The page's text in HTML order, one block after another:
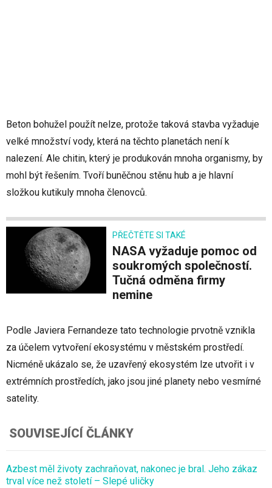
Beton bohužel použít nelze, protože taková stavba vyžaduje
velké množství vody, která na těchto planetách není k
nalezení. Ale chitin, který je produkován mnoha organismy, by
mohl být řešením. Tvoří buněčnou stěnu hub a je hlavní
složkou kutikuly mnoha členovců.
PŘEČTĚTE SI TAKÉ
NASA vyžaduje pomoc od
soukromých společností.
Tučná odměna firmy
nemine
Podle Javiera Fernandeze tato technologie prvotně vznikla
za účelem vytvoření ekosystému v městském prostředí.
Nicméně ukázalo se, že uzavřený ekosystém lze utvořit i v
extrémních prostředích, jako jsou jiné planety nebo vesmírné
satelity.
SOUVISEJÍCÍ ČLÁNKY
Azbest měl životy zachraňovat, nakonec je bral. Jeho zákaz
trval více než století – Slepé uličky